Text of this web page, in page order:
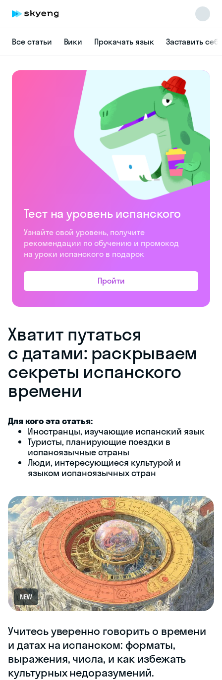
Все статьи Вики Прокачать язык Заставить
Тест на уровень испанского
Узнайте свой уровень, получите
рекомендации по обучению и промокод
на уроки испанского в подарок
Пройти
Хватит путаться
с датами: раскрываем
секреты испанского
времени
Для кого эта статья:
Иностранцы, изучающие испанский язык
Туристы, планирующие поездки в
испаноязычные страны
Люди, интересующиеся культурой и
языком испаноязычных стран
NEW
Учитесь уверенно говорить о времени
и датах на испанском: форматы,
выражения, числа, и как избежать
культурных недоразумений.